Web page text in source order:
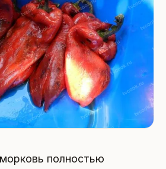
полностью